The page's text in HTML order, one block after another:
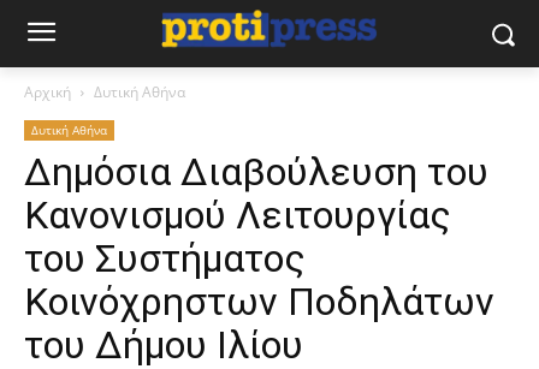
Αρχική Δυτική Αθήνα
Δυτική Αθήνα
Δημόσια Διαβούλευση του
Κανονισμού Λειτουργίας
του Συστήματος
Κοινόχρηστων Ποδηλάτων
του Δήμου Ιλίου